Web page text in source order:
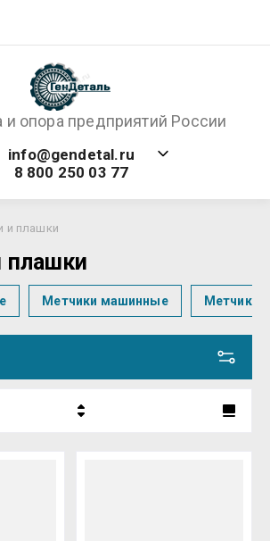
опора предприятий России
info@gendetal.ru
8 800 250 03 77
и плашки
плашки
Метчики машинные Метчики-